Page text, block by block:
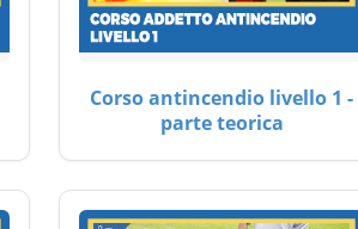
Corso antincendio livello 1 -
parte teorica